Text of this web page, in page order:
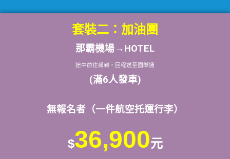
套裝二： 加油團
那霸機場→HOTEL
途中前往報到，回程送至國際通
(滿6人發車)
無報名者（一件航空托運行李）
$36,900元